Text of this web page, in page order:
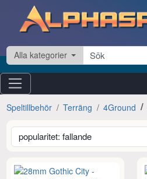
Hoppa till innehåll
Alla kategorier
Speltillbehör Terräng 4Ground